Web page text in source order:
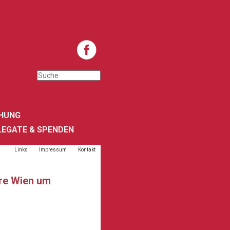
& SPENDEN
Links Impressum Kontakt
Wien um